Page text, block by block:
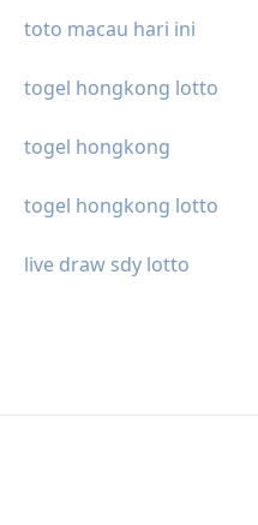
toto macau hari ini
togel hongkong lotto
togel hongkong
togel hongkong lotto
live draw sdy lotto